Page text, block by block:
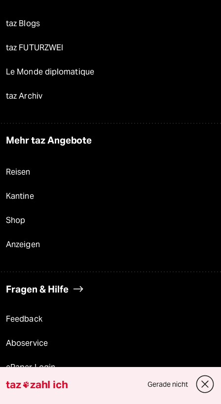
taz Blogs
taz FUTURZWEI
Le Monde diplomatique
taz Archiv
Mehr taz Angebote
Reisen
Kantine
Shop
Anzeigen
Fragen & Hilfe
Feedback
Aboservice
ePaper Login
Downloads für Abonnierende
taz zahl ich Gerade nicht